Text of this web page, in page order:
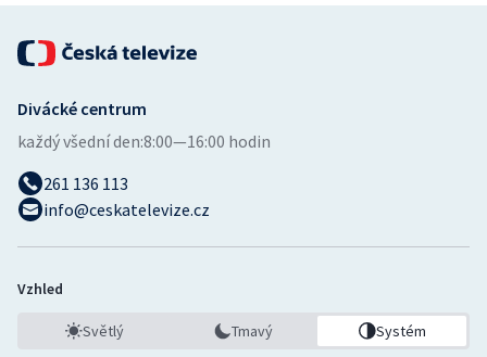
Divácké centrum
každý všední den:8:00—16:00 hodin
261 136 113
info@ceskatelevize.cz
Vzhled
Světlý Tmavý Systém